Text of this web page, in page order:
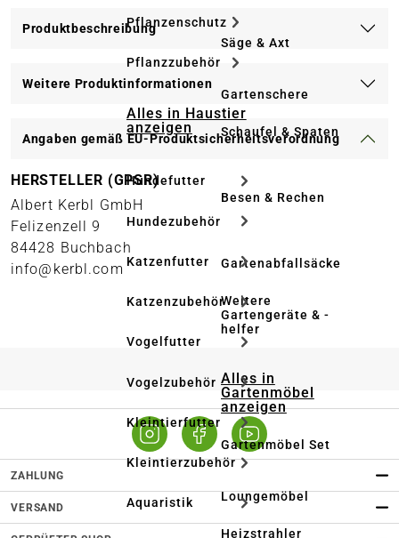
Pflanzenschutz
Pflanzzubehör
Alles in Haustier
anzeigen
Hundefutter
Hundezubehör
Katzenfutter
Katzenzubehör
Vogelfutter
Vogelzubehör
Kleintierfutter
Kleintierzubehör
Aquaristik
Säge & Axt
Gartenschere
Schaufel & Spaten
Besen & Rechen
Gartenabfallsäcke
Weitere
Gartengeräte & -
helfer
Alles in
Gartenmöbel
anzeigen
Gartenmöbel Set
Loungemöbel
Heizstrahler
Produktbeschreibung
Weitere Produktinformationen
Angaben gemäß EU-Produktsicherheitsverordnung
HERSTELLER (GPSR)
Albert Kerbl GmbH
Felizenzell 9
84428 Buchbach
info@kerbl.com
ZAHLUNG
VERSAND